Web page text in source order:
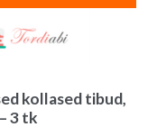
kollased tibud,
3 tk